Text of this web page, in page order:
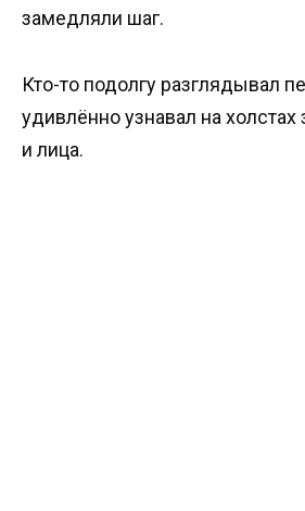
замедляли шаг.
Кто-то подолгу разглядывал
удивлённо узнавал на
и лица.